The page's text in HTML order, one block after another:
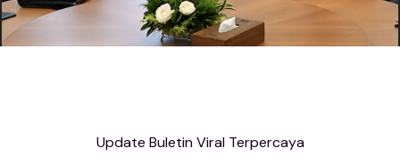
Update Buletin Viral Terpercaya